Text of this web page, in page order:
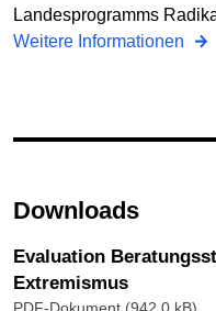
Landesprogramms
Weitere Informationen
Downloads
Evaluation
Extremismus
PDF-Dokument (942.0 kB)